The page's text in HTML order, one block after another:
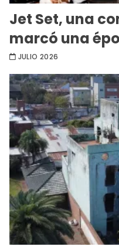
Jet Set, una
marcó una
JULIO 2026